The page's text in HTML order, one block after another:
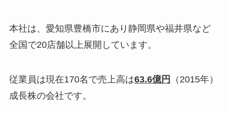
本社は、愛知県豊橋市にあり静岡県や福井県など
全国で20店舗以上展開しています。
従業員は現在170名で売上高は63.6億円
（2015年）
成長株の会社です。